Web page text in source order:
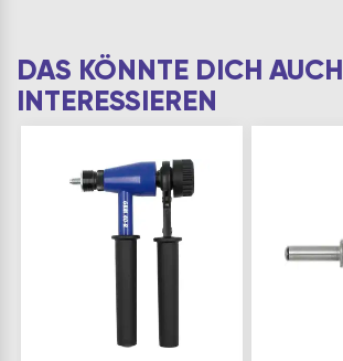
DAS KÖNNTE DICH AUCH
INTERESSIEREN